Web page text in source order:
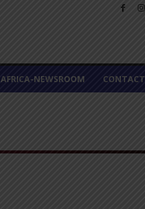
AFRICA-NEWSROOM CONTACT